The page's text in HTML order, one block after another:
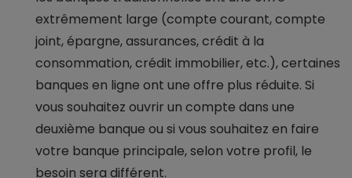
extrêmement large (compte courant, compte
joint, épargne, assurances, crédit à la
consommation, crédit immobilier, etc.), certaines
banques en ligne ont une offre plus réduite. Si
vous souhaitez ouvrir un compte dans une
deuxième banque ou si vous souhaitez en faire
votre banque principale, selon votre profil, le
besoin sera différent.